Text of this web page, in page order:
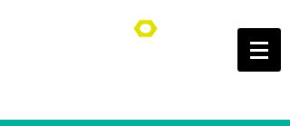
オートクラブ山本/Auto Club YAMAMOTO